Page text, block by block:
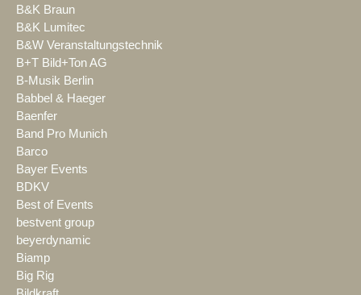
B&K Braun
B&K Lumitec
B&W Veranstaltungstechnik
B+T Bild+Ton AG
B-Musik Berlin
Babbel & Haeger
Baenfer
Band Pro Munich
Barco
Bayer Events
BDKV
Best of Events
bestvent group
beyerdynamic
Biamp
Big Rig